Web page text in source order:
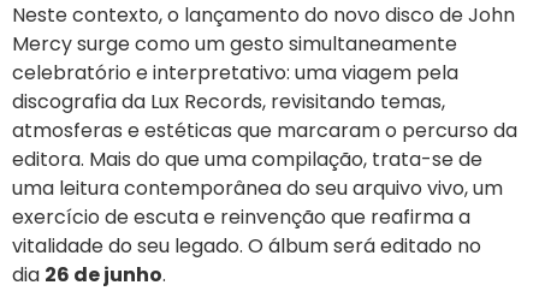
Neste contexto, o lançamento do novo disco de John
Mercy surge como um gesto simultaneamente
celebratório e interpretativo: uma viagem pela
discografia da Lux Records, revisitando temas,
atmosferas e estéticas que marcaram o percurso da
editora. Mais do que uma compilação, trata-se de
uma leitura contemporânea do seu arquivo vivo, um
exercício de escuta e reinvenção que reafirma a
vitalidade do seu legado. O álbum será editado no
dia 26 de junho.